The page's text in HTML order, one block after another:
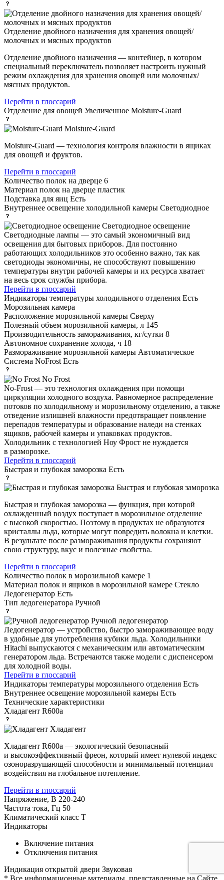
Отделение двойного назначения для хранения овощей/
молочных и мясных продуктов
Отделение двойного назначения — контейнер, в котором
специальный переключатель позволяет настроить нужный
режим охлаждения для хранения овощей или молочных/
мясных продуктов.
Перейти в глоссарий
Отделение для овощей Увеличенное Moisture-Guard
Moisture-Guard
Moisture-Guard — технология контроля влажности в ящиках
для овощей и фруктов.
Перейти в глоссарий
Количество полок на дверце 6
Материал полок на дверце пластик
Подставка для яиц Есть
Внутреннее освещение холодильной камеры Светодиодное
Светодиодное освещение
Светодиодные лампы — это самый экономичный вид
освещения для бытовых приборов. Для постоянно
работающих холодильников это особенно важно, так как
светодиоды экономичны, не способствуют повышению
температуры внутри рабочей камеры и их ресурса хватает
на весь срок службы прибора.
Перейти в глоссарий
Индикаторы температуры холодильного отделения Есть
Морозильная камера
Расположение морозильной камеры Сверху
Полезный объем морозильной камеры, л 145
Производительность замораживания, кг/сутки 8
Автономное сохранение холода, ч 18
Размораживание морозильной камеры Автоматическое
Система NoFrost Есть
No Frost
No-Frost — это технология охлаждения при помощи
циркуляции холодного воздуха. Равномерное распределение
потоков по холодильному и морозильному отделению, а также
отведение излишней влажности предотвращает появление
перепадов температуры и образование наледи на стенках
ящиков, рабочей камеры и упаковках продуктов.
Холодильник с технологией Ноу Фрост не нуждается
в разморозке.
Перейти в глоссарий
Быстрая и глубокая заморозка Есть
Быстрая и глубокая заморозка
Быстрая и глубокая заморозка — функция, при которой
охлажденный воздух поступает в морозильное отделение
с высокой скоростью. Поэтому в продуктах не образуются
кристаллы льда, которые могут повредить волокна и клетки.
В результате после размораживания продукты сохраняют
свою структуру, вкус и полезные свойства.
Перейти в глоссарий
Количество полок в морозильной камере 1
Материал полок и ящиков в морозильной камере Стекло
Ледогенератор Есть
Тип ледогенератора Ручной
Ручной ледогенератор
Ледогенератор — устройство, быстро замораживающее воду
в удобные для употребления кубики льда. Холодильники
Hitachi выпускаются с механическим или автоматическим
генератором льда. Встречаются также модели с диспенсером
для холодной воды.
Перейти в глоссарий
Индикаторы температуры морозильного отделения Есть
Внутреннее освещение морозильной камеры Есть
Технические характеристики
Хладагент R600a
Хладагент
Хладагент R600a — экологический безопасный
и высокоэффективный фреон, который имеет нулевой индекс
озоноразрушающей способности и минимальный потенциал
воздействия на глобальное потепление.
Перейти в глоссарий
Напряжение, В 220-240
Частота тока, Гц 50
Климатический класс T
Индикаторы
Включение питания
Отключения питания
Индикация открытой двери Звуковая
* Все информационные материалы, представленные на Сайте,